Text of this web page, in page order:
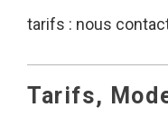
tarifs : nous
Tarifs,